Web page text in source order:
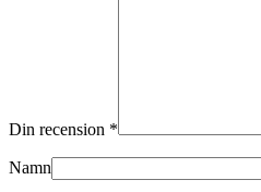
Din recension *
Namn